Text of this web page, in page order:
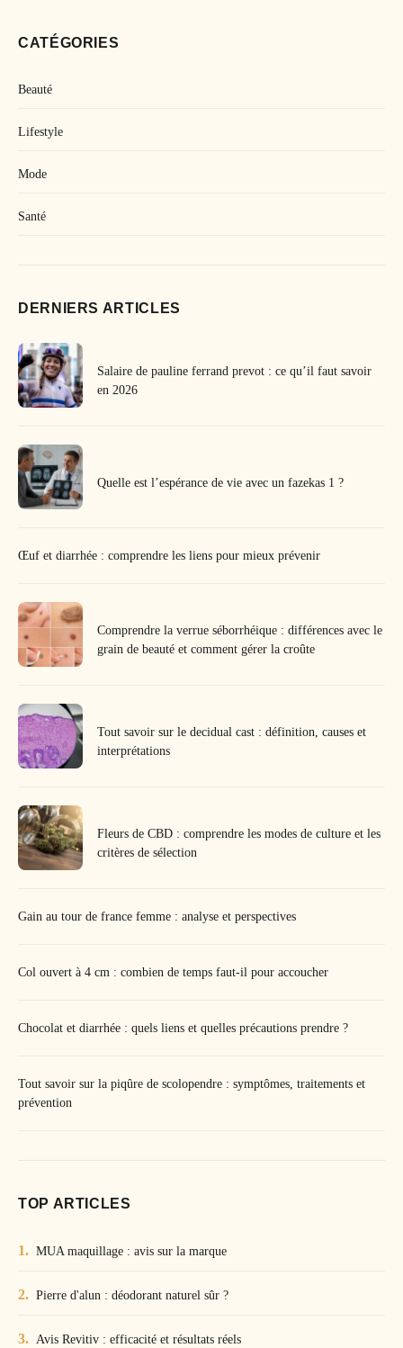
CATÉGORIES
Beauté
Lifestyle
Mode
Santé
DERNIERS ARTICLES
Salaire de pauline ferrand prevot : ce qu’il faut savoir
en 2026
Quelle est l’espérance de vie avec un fazekas 1 ?
Œuf et diarrhée : comprendre les liens pour mieux prévenir
Comprendre la verrue séborrhéique : différences avec le
grain de beauté et comment gérer la croûte
Tout savoir sur le decidual cast : définition, causes et
interprétations
Fleurs de CBD : comprendre les modes de culture et les
critères de sélection
Gain au tour de france femme : analyse et perspectives
Col ouvert à 4 cm : combien de temps faut-il pour accoucher
Chocolat et diarrhée : quels liens et quelles précautions prendre ?
Tout savoir sur la piqûre de scolopendre : symptômes, traitements et
prévention
TOP ARTICLES
MUA maquillage : avis sur la marque
Pierre d'alun : déodorant naturel sûr ?
Avis Revitiv : efficacité et résultats réels